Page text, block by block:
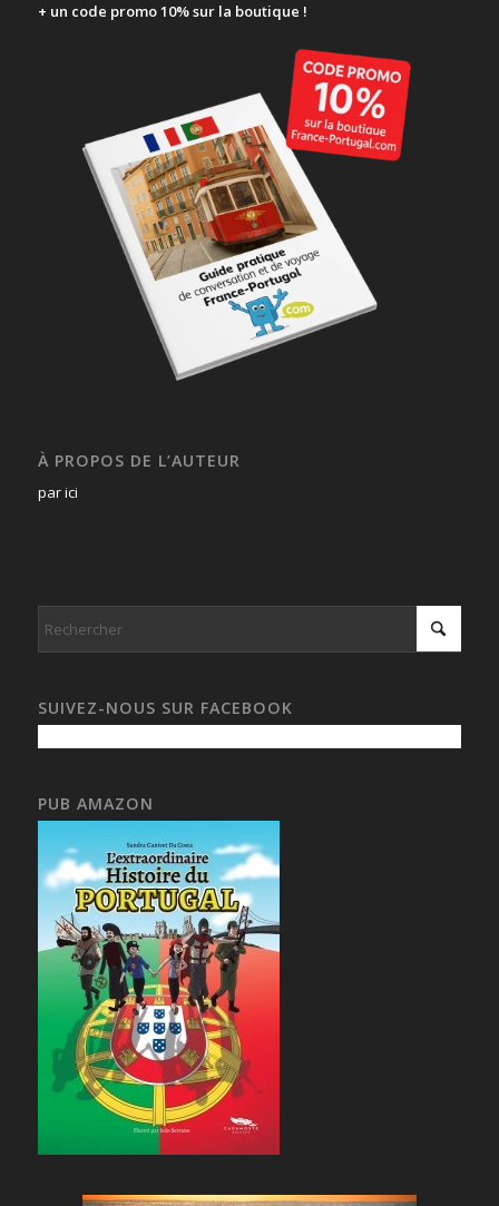
+ un code promo 10% sur la boutique !
À PROPOS DE L’AUTEUR
par ici
SUIVEZ-NOUS SUR FACEBOOK
PUB AMAZON